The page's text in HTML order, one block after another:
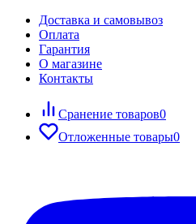
Доставка и самовывоз
Оплата
Гарантия
О магазине
Контакты
Сранение товаров0
Отложенные товары0